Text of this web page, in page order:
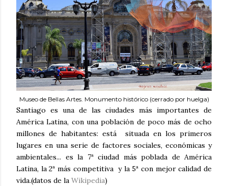
Museo de Bellas Artes. Monumento histórico (cerrado por huelga)
Santiago es una de las ciudades más importantes de
América Latina, con una población de poco más de ocho
millones de habitantes: está situada en los primeros
lugares en una serie de factores sociales, económicas y
ambientales... es la 7ª ciudad más poblada de América
Latina, la 2ª más competitiva y la 5ª con mejor calidad de
vida.(datos de la Wikipedia)